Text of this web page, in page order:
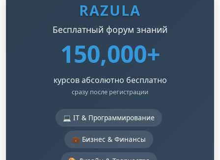
RAZULA
Бесплатный форум знаний
150,000+
курсов абсолютно бесплатно
сразу после регистрации
💻 IT & Программирование
💼 Бизнес & Финансы